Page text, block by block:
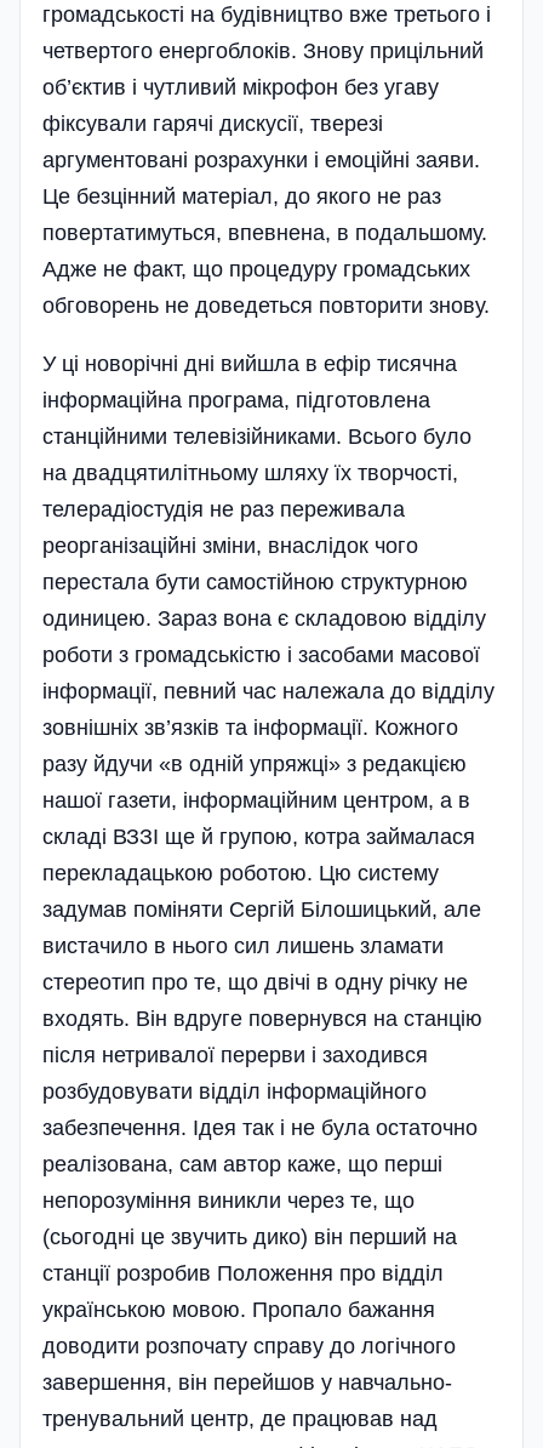
громадськості на будівництво вже третього і
четвертого енергоблоків. Знову прицільний
об’єктив і чутливий мікрофон без угаву
фіксували гарячі дискусії, тверезі
аргументовані розрахунки і емоційні заяви.
Це безцінний матеріал, до якого не раз
повертатимуться, впевнена, в подальшому.
Адже не факт, що процедуру громадських
обговорень не доведеться повторити знову.
У ці новорічні дні вийшла в ефір тисячна
інформаційна програма, підготовлена
станційними телевізійниками. Всього було
на двадцятилітньому шляху їх творчості,
телерадіостудія не раз переживала
реорганізаційні зміни, внаслідок чого
перестала бути самостійною структурною
одиницею. Зараз вона є складовою відділу
роботи з громадськістю і засобами масової
інформації, певний час належала до відділу
зовнішніх зв’язків та інформації. Кожного
разу йдучи «в одній упряжці» з редакцією
нашої газети, інформаційним центром, а в
складі ВЗЗІ ще й групою, котра займалася
перекладацькою роботою. Цю систему
задумав поміняти Сергій Білошицький, але
вистачило в нього сил лишень зламати
стереотип про те, що двічі в одну річку не
входять. Він вдруге повернувся на станцію
після нетривалої перерви і заходився
розбудовувати відділ інформаційного
забезпечення. Ідея так і не була остаточно
реалі­зована, сам автор каже, що перші
непорозуміння виникли через те, що
(сьогодні це звучить дико) він перший на
станції розробив Положення про відділ
українською мовою. Пропало бажання
доводити розпочату справу до логічного
завершення, він перейшов у навчально-
тренувальний центр, де працював над